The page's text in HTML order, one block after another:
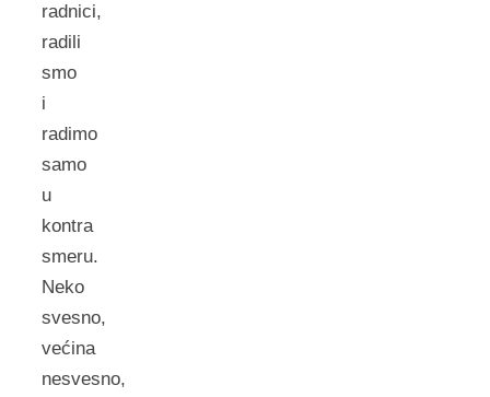
radnici,
radili
smo
i
radimo
samo
u
kontra
smeru.
Neko
svesno,
većina
nesvesno,